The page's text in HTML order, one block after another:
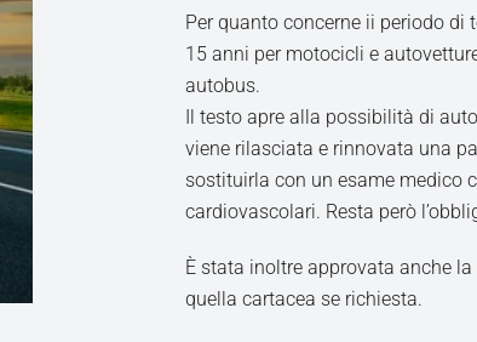
Per quanto concerne ii periodo di
15 anni per motocicli e
autobus.
Il testo apre alla possibilità di
viene rilasciata e rinnovata una
sostituirla con un esame medico
cardiovascolari. Resta però
È stata inoltre approvata anche
quella cartacea se richiesta.